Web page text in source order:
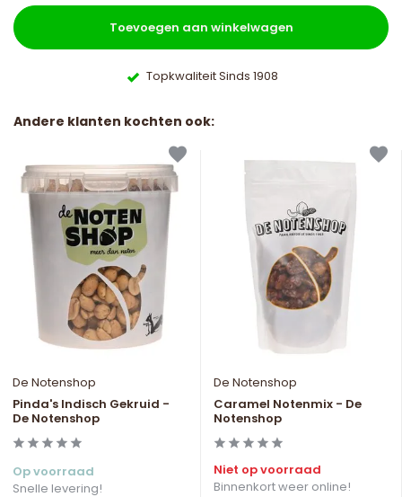
Toevoegen aan winkelwagen
Topkwaliteit Sinds 1908
Andere klanten kochten ook:
De Notenshop
Pinda's Indisch Gekruid -
De Notenshop
Op voorraad
Snelle levering!
De Notenshop
Caramel Notenmix - De
Notenshop
Niet op voorraad
Binnenkort weer online!